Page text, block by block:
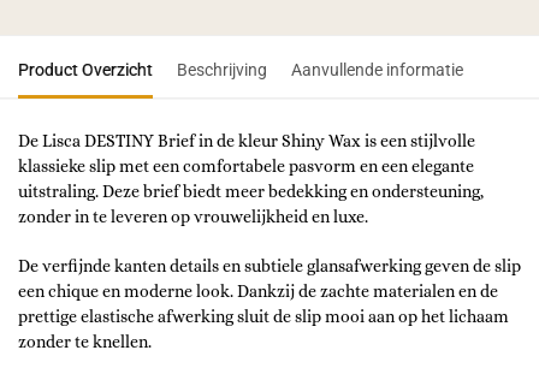
Product Overzicht Beschrijving Aanvullende informatie
De Lisca DESTINY Brief in de kleur Shiny Wax is een stijlvolle
klassieke slip met een comfortabele pasvorm en een elegante
uitstraling. Deze brief biedt meer bedekking en ondersteuning,
zonder in te leveren op vrouwelijkheid en luxe.
De verfijnde kanten details en subtiele glansafwerking geven de slip
een chique en moderne look. Dankzij de zachte materialen en de
prettige elastische afwerking sluit de slip mooi aan op het lichaam
zonder te knellen.